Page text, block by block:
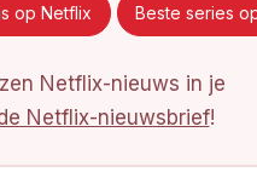
op Netflix Beste series
Netflix-nieuws in je
Netflix-nieuwsbrief!